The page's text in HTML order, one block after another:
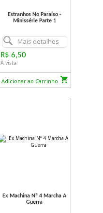
Estranhos No Paraíso -
Minissérie Parte 1
Mais detalhes
R$ 6,50
À vista
Adicionar ao Carrinho
Ex Machina Nº 4 Marcha A
Guerra